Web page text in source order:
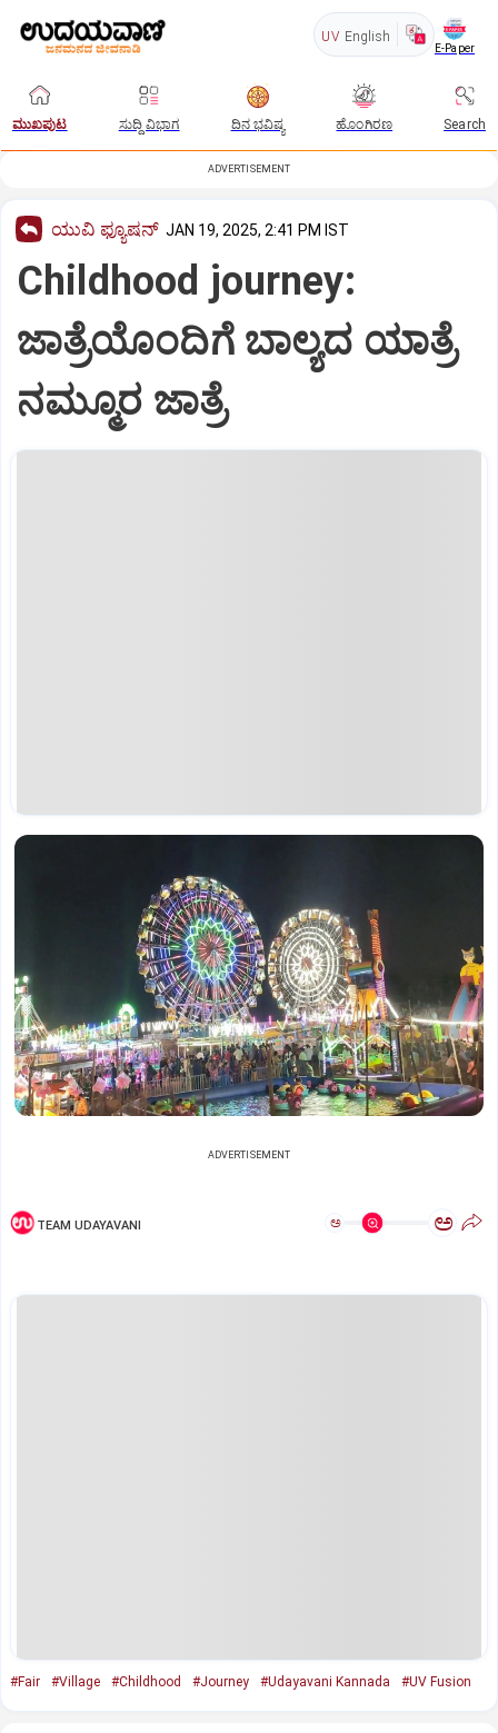
UV English
E-Paper
ಮುಖಪುಟ ಸುದ್ದಿ ವಿಭಾಗ ದಿನ ಭವಿಷ್ಯ ಹೊಂಗಿರಣ Search
ADVERTISEMENT
ಯುವಿ ಫ್ಯೂಷನ್ JAN 19, 2025, 2:41 PM IST
Childhood journey:
ಜಾತ್ರೆಯೊಂದಿಗೆ ಬಾಲ್ಯದ ಯಾತ್ರೆ
ನಮ್ಮೂರ ಜಾತ್ರೆ
ADVERTISEMENT
TEAM UDAYAVANI ಅ ಅ
#Fair #Village #Childhood #Journey #Udayavani Kannada #UV Fusion